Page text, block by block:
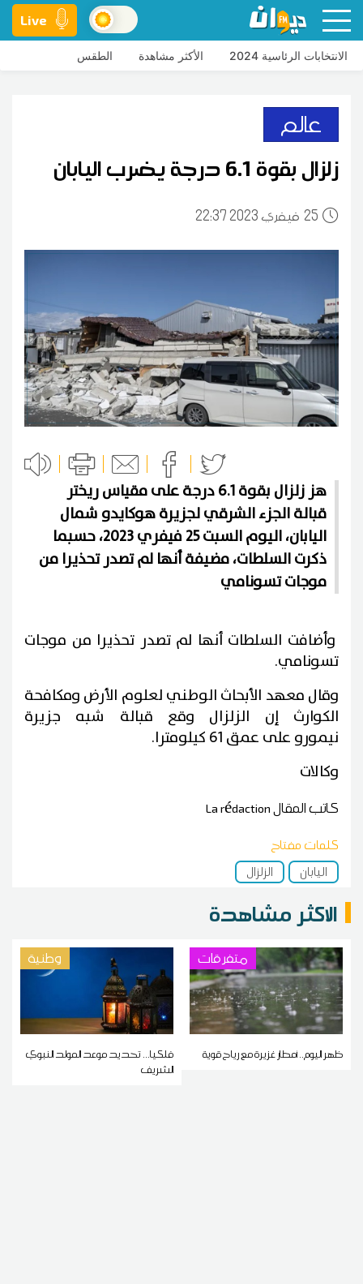
Live
الانتخابات الرئاسية 2024 الأكثر مشاهدة الطقس
عالم
زلزال بقوة 6.1 درجة يضرب اليابان
25 22:37 2023 فيفري
هز زلزال بقوة 6.1 درجة على مقياس ريختر
قبالة الجزء الشرقي لجزيرة هوكايدو شمال
اليابان، اليوم السبت 25 فيفري 2023، حسبما
ذكرت السلطات، مضيفة أنها لم تصدر تحذيرا من
موجات تسونامي
وأضافت السلطات أنها لم تصدر تحذيرا من موجات
تسونامي.
وقال معهد الأبحاث الوطني لعلوم الأرض ومكافحة
الكوارث إن الزلزال وقع قبالة شبه جزيرة
نيمورو على عمق 61 كيلومترا.
وكالات
كاتب المقالLa rédaction
كلمات مفتاح
اليابان
الزلزال
الاكثر مشاهدة
متفرقات
ظهر اليوم.. أمطار غزيرة مع رياح قوية
وطنية
فلكيا... تحديد موعد المولد النبوي
الشريف